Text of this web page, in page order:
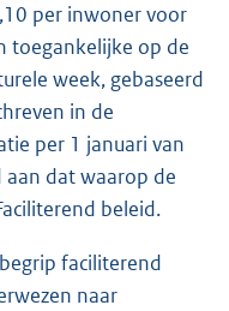
per inwoner voor
toegankelijke op de
week, gebaseerd
in de
per 1 januari van
dat waarop de
beleid.
faciliterend
naar